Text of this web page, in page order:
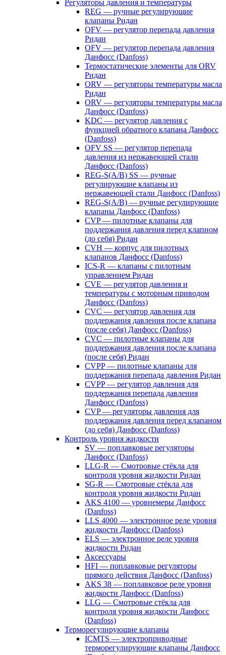
Регуляторы давления и температуры
REG — ручные регулирующие
клапаны Ридан
OFV — регулятор перепада давления
Ридан
OFV — регулятор перепада давления
Данфосс (Danfoss)
Термостатические элементы для ORV
Ридан
ORV — регуляторы температуры масла
Ридан
ORV — регуляторы температуры масла
Данфосс (Danfoss)
KDC — регулятор давления с
функцией обратного клапана Данфосс
(Danfoss)
OFV SS — регулятор перепада
давления из нержавеющей стали
Данфосс (Danfoss)
REG-S(A/B) SS — ручные
регулирующие клапаны из
нержавеющей стали Данфосс (Danfoss)
REG-S(A/B) — ручные регулирующие
клапаны Данфосс (Danfoss)
CVP — пилотные клапаны для
поддержания давления перед клапном
(до себя) Ридан
CVH — корпус для пилотных
клапанов Данфосс (Danfoss)
ICS-R — клапаны с пилотным
управлением Ридан
CVE — регулятор давления и
температуры с моторным приводом
Данфосс (Danfoss)
CVС — регулятор давления для
поддержания давления после клапана
(после себя) Данфосс (Danfoss)
CVС — пилотные клапаны для
поддержания давления после клапана
(после себя) Ридан
CVPP — пилотные клапаны для
поддержания перепада давления Ридан
CVPP — регулятор давления для
поддержания перепада давления
Данфосс (Danfoss)
CVP — регуляторы давления для
поддержания давления перед клапаном
(до себя) Данфосс (Danfoss)
Контроль уровня жидкости
SV — поплавковые регуляторы
Данфосс (Danfoss)
LLG-R — Смотровые стёкла для
контроля уровня жидкости Ридан
SG-R — Смотровые стёкла для
контроля уровня жидкости Ридан
AKS 4100 — уровнемеры Данфосс
(Danfoss)
LLS 4000 — электронное реле уровня
жидкости Данфосс (Danfoss)
ELS — электронное реле уровня
жидкости Ридан
Аксессуары
HFI — поплавковые регуляторы
прямого действия Данфосс (Danfoss)
AKS 38 — поплавковое реле уровня
жидкости Данфосс (Danfoss)
LLG — Смотровые стёкла для
контроля уровня жидкости Данфосс
(Danfoss)
Терморегулирующие клапаны
ICMTS — электроприводные
терморегулирующие клапаны Данфосс